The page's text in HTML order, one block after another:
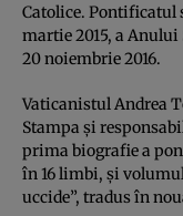
Catolice. Pontificatul
martie 2015, a
20 noiembrie 2016.
Vaticanistul Andrea
Stampa şi
prima biografie a
în 16 limbi, şi
uccide”, tradus în